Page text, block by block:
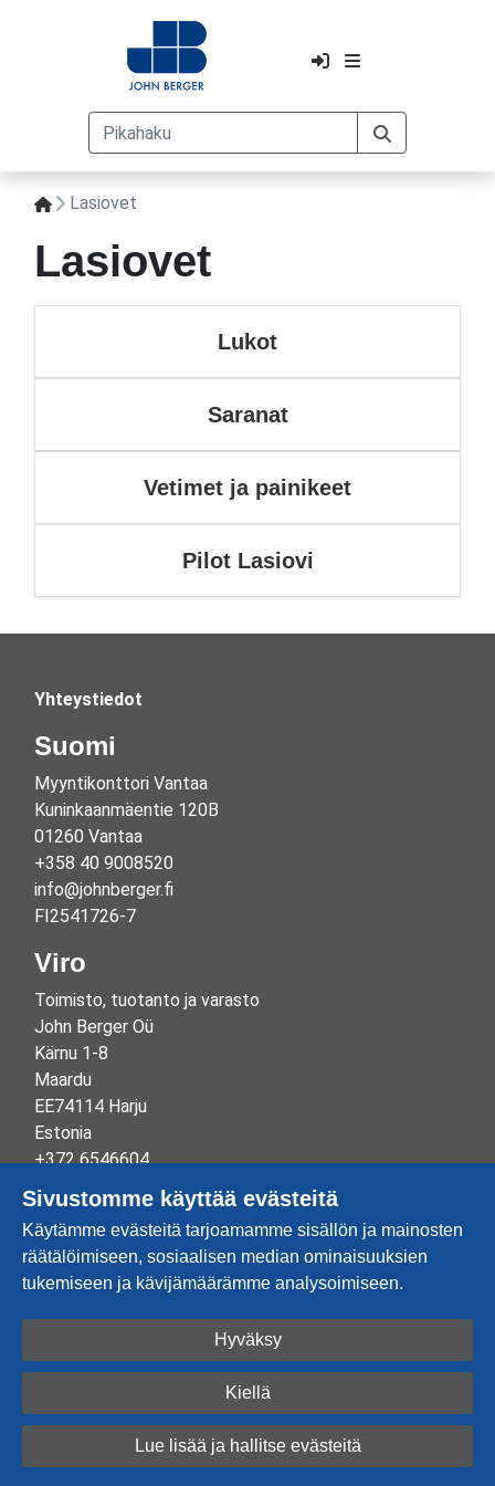
Lasiovet
Lasiovet
Lukot
Saranat
Vetimet ja painikeet
Pilot Lasiovi
Yhteystiedot
Suomi
Myyntikonttori Vantaa
Kuninkaanmäentie 120B
01260 Vantaa
+358 40 9008520
info@johnberger.fi
FI2541726-7
Viro
Toimisto, tuotanto ja varasto
John Berger Oü
Kärnu 1-8
Maardu
EE74114 Harju
Estonia
+372 6546604
info@johnberger.ee
Reg.nr 10265834
EE100332513
Luo tili
Kirjaudu sisään
2026 © John Berger OÜ
Powered by
Sivustomme käyttää evästeitä
Käytämme evästeitä tarjoamamme sisällön ja mainosten
räätälöimiseen, sosiaalisen median ominaisuuksien
tukemiseen ja kävijämäärämme analysoimiseen.
Hyväksy
Kiellä
Lue lisää ja hallitse evästeitä